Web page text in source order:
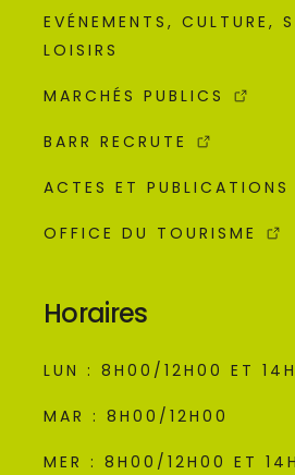
EVÉNEMENTS, CULTURE,
LOISIRS
MARCHÉS PUBLICS
BARR RECRUTE
ACTES ET PUBLICATIONS
OFFICE DU TOURISME
Horaires
LUN : 8H00/12H00 ET
MAR : 8H00/12H00
MER : 8H00/12H00 ET